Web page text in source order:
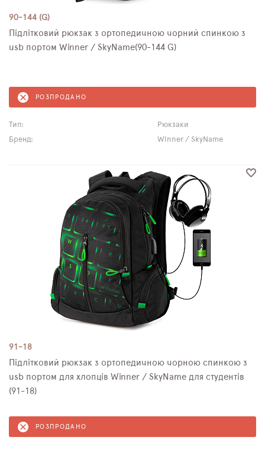
90-144 (G)
Підлітковий рюкзак з ортопедичною чорний спинкою з
usb портом Winner / SkyName(90-144 G)
РОЗПРОДАНО
Тип:
Рюкзаки
Бренд:
Winner / SkyName
91-18
Підлітковий рюкзак з ортопедичною чорною спинкою з
usb портом для хлопців Winner / SkyName для студентів
(91-18)
РОЗПРОДАНО